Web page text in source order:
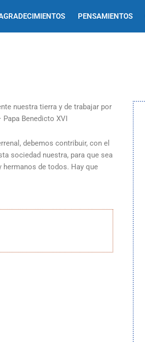
PENSAMIENTOS
debemos contribuir, con el
sociedad nuestra, para que sea
hermanos de todos. Hay que